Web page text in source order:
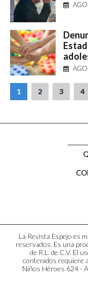
1 2 3 4
La Revista Espejo es
reservados. Es una
de R.L. de C.V. El
contenidos requiere
Niños Héroes 624 -